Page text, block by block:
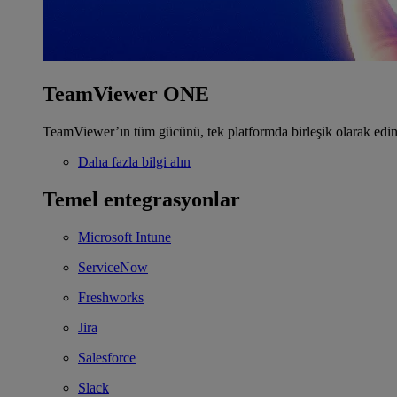
TeamViewer ONE
TeamViewer’ın tüm gücünü, tek platformda birleşik olarak
Daha fazla bilgi alın
Temel entegrasyonlar
Microsoft Intune
ServiceNow
Freshworks
Jira
Salesforce
Slack